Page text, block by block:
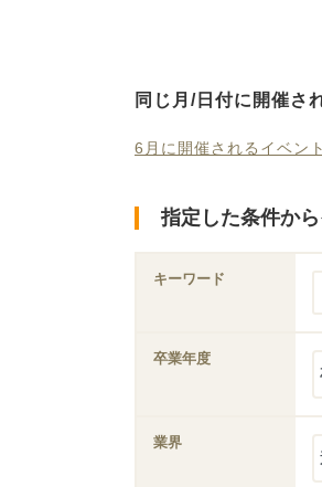
同じ月/日付に開催さ
6月に開催されるイベン
指定した条件か
キーワード
卒業年度
業界